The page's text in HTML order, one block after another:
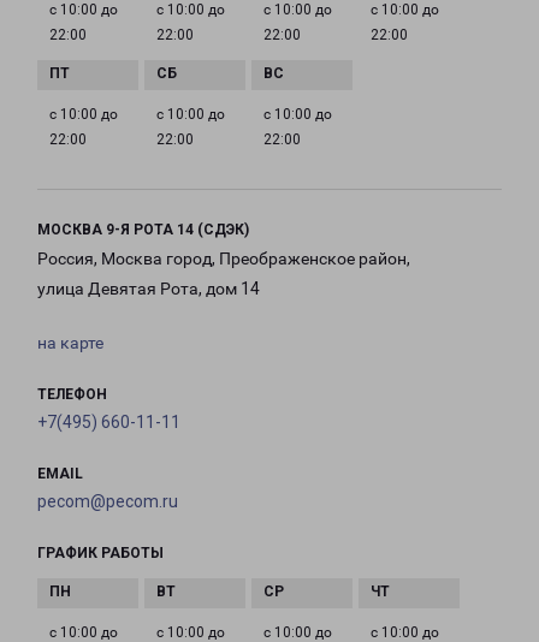
с 10:00 до
22:00
с 10:00 до
22:00
с 10:00 до
22:00
с 10:00 до
22:00
с 10:00 до
22:00
с 10:00 до
22:00
с 10:00 до
22:00
МОСКВА 9-Я РОТА 14 (СДЭК)
Россия, Москва город, Преображенское район,
улица Девятая Рота, дом 14
на карте
ТЕЛЕФОН
+7(495) 660-11-11
EMAIL
pecom@pecom.ru
ГРАФИК РАБОТЫ
с 10:00 до
с 10:00 до
с 10:00 до
с 10:00 до